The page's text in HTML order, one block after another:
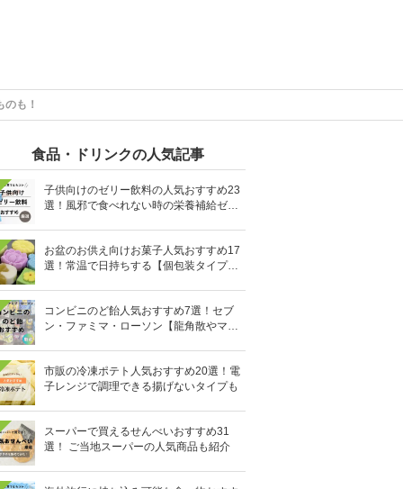
も！
食品・ドリンクの人気記事
子供向けのゼリー飲料の人気おすすめ23
選！風邪で食べれない時の栄養補給ゼリ
お盆のお供え向けお菓子人気おすすめ17
選！常温で日持ちする【個包装タイプ
コンビニのど飴人気おすすめ7選！セブ
ン・ファミマ・ローソン【龍角散やマヌ
市販の冷凍ポテト人気おすすめ20選！電
子レンジで調理できる揚げないタイプも
スーパーで買えるせんべいおすすめ31
選！ ご当地スーパーの人気商品も紹介